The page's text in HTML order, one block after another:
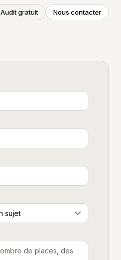
Audit gratuit Nous contacter